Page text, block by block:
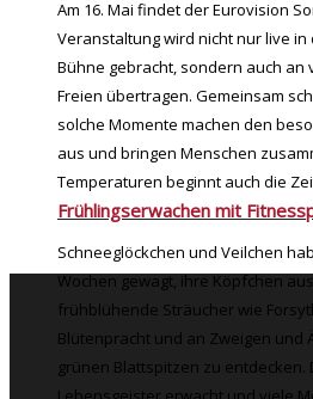
Am 16. Mai findet der Eurovision
Veranstaltung wird nicht nur live
Bühne gebracht, sondern auch an
Freien übertragen. Gemeinsam
solche Momente machen den
aus und bringen Menschen
Temperaturen beginnt auch die
Frühlingserwachen mit
Schneeglöckchen und Veilchen
Wochen gewagt, ihre Köpfchen
frühblühende Sträucher wie
Blütenpracht und an Zweigen und
grünen Blattspitzen zu entdecken.